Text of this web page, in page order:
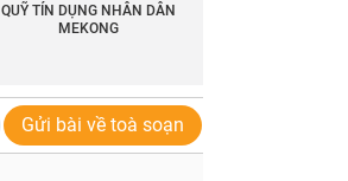
QUỸ TÍN DỤNG NHÂN DÂN
MEKONG
Gửi bài về toà soạn